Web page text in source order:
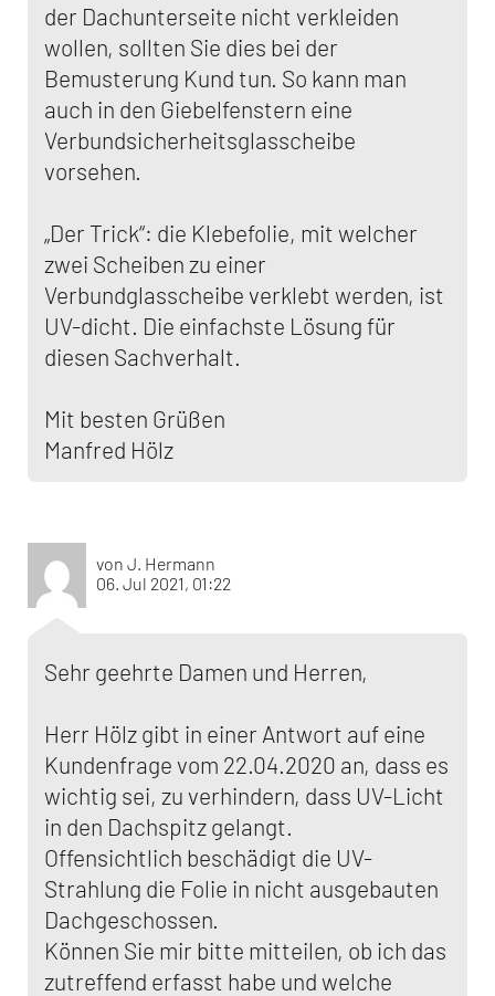
der Dachunterseite nicht verkleiden
wollen, sollten Sie dies bei der
Bemusterung Kund tun. So kann man
auch in den Giebelfenstern eine
Verbundsicherheitsglasscheibe
vorsehen.
„Der Trick“: die Klebefolie, mit welcher
zwei Scheiben zu einer
Verbundglasscheibe verklebt werden, ist
UV-dicht. Die einfachste Lösung für
diesen Sachverhalt.
Mit besten Grüßen
Manfred Hölz
von J. Hermann
06. Jul 2021, 01:22
Sehr geehrte Damen und Herren,
Herr Hölz gibt in einer Antwort auf eine
Kundenfrage vom 22.04.2020 an, dass es
wichtig sei, zu verhindern, dass UV-Licht
in den Dachspitz gelangt.
Offensichtlich beschädigt die UV-
Strahlung die Folie in nicht ausgebauten
Dachgeschossen.
Können Sie mir bitte mitteilen, ob ich das
zutreffend erfasst habe und welche